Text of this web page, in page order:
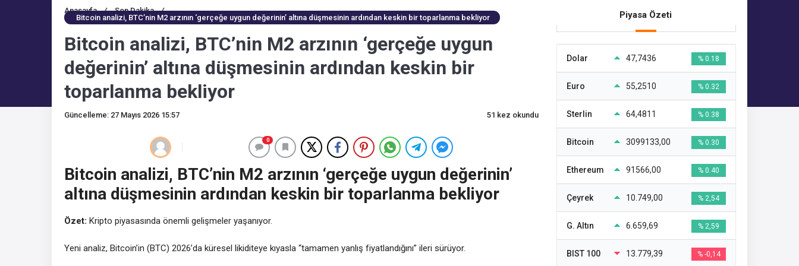
Anasayfa / Son Dakika
/
Bitcoin analizi, BTC’nin M2 arzının ‘gerçeğe uygun değerinin’ altına düşmesinin ardından keskin bir toparlanma bekliyor
Bitcoin analizi, BTC’nin M2 arzının ‘gerçeğe uygun
değerinin’ altına düşmesinin ardından keskin bir
toparlanma bekliyor
Güncelleme: 27 Mayıs 2026 15:57 51 kez okundu
0
Bitcoin analizi, BTC’nin M2 arzının ‘gerçeğe uygun değerinin’
altına düşmesinin ardından keskin bir toparlanma bekliyor
Özet: Kripto piyasasında önemli gelişmeler yaşanıyor.
Yeni analiz, Bitcoin’in (BTC) 2026’da küresel likiditeye kıyasla “tamamen yanlış fiyatlandığını” ileri sürüyor.
Piyasa Özeti
Dolar 47,7436 % 0.18
Euro 55,2510 % 0.32
Sterlin 64,4811 % 0.38
Bitcoin 3099133,00 % 0.30
Ethereum 91566,00 % 0.40
Çeyrek 10.749,00 % 2,54
G. Altın 6.659,69 % 2,59
BIST 100 13.779,39 % -0,14